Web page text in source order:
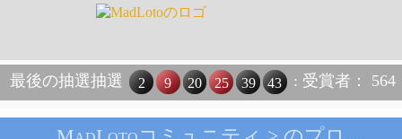
最後の抽選抽選 2 9 20 25 39 43 : 受賞者： 564